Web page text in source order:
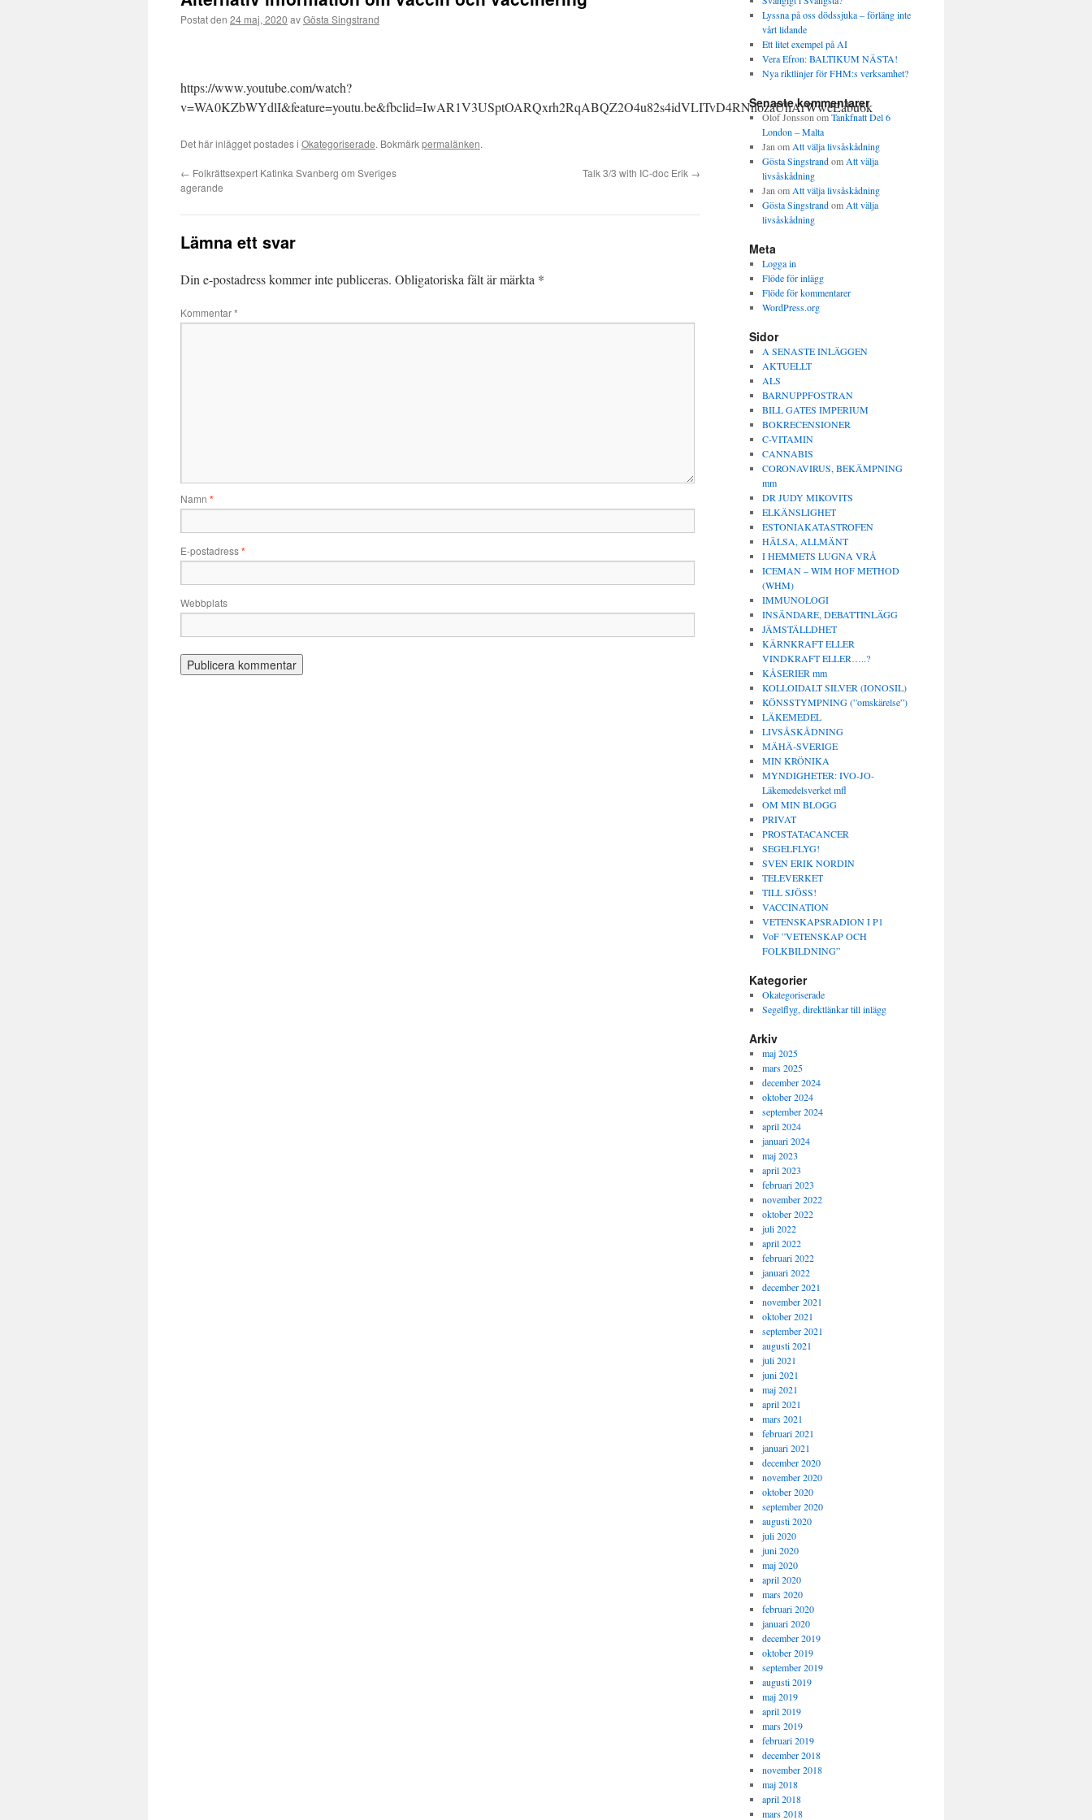
Postat den 24 maj, 2020 avGösta Singstrand
https://www.youtube.com/watch?
v=WA0KZbWYdlI&feature=youtu.be&fbclid=IwAR1V3USptOARQxrh2RqABQZ2O4u82s4idVLITvD4RNnozaUhArWweEabu6k
Det här inlägget postades i Okategoriserade. Bokmärkpermalänken.
← Folkrättsexpert Katinka Svanberg om Sveriges
agerande
Talk 3/3 with IC-doc Erik →
Lämna ett svar
Din e-postadress kommer inte publiceras. Obligatoriska fält är märkta *
Kommentar*
Namn *
E-postadress*
Webbplats
Lyssna på oss dödssjuka – förläng inte
vårt lidande
Ett litet exempel på AI
Vera Efron: BALTIKUM NÄSTA!
Nya riktlinjer för FHM:s verksamhet?
Senaste kommentarer
Olof Jonsson omTankfnatt Del 6
London – Malta
Jan om Att välja livsåskådning
Gösta Singstrandom Att välja
livsåskådning
Jan om Att välja livsåskådning
Gösta Singstrandom Att välja
livsåskådning
Meta
Logga in
Flöde för inlägg
Flöde för kommentarer
WordPress.org
Sidor
A SENASTE INLÄGGEN
AKTUELLT
ALS
BARNUPPFOSTRAN
BILL GATES IMPERIUM
BOKRECENSIONER
C-VITAMIN
CANNABIS
CORONAVIRUS, BEKÄMPNING
mm
DR JUDY MIKOVITS
ELKÄNSLIGHET
ESTONIAKATASTROFEN
HÄLSA, ALLMÄNT
I HEMMETS LUGNA VRÅ
ICEMAN – WIM HOF METHOD
(WHM)
IMMUNOLOGI
INSÄNDARE, DEBATTINLÄGG
JÄMSTÄLLDHET
KÄRNKRAFT ELLER
VINDKRAFT ELLER…..?
KÅSERIER mm
KOLLOIDALT SILVER (IONOSIL)
KÖNSSTYMPNING (”omskärelse”)
LÄKEMEDEL
LIVSÅSKÅDNING
MÄHÄ-SVERIGE
MIN KRÖNIKA
MYNDIGHETER: IVO-JO-
Läkemedelsverket mfl
OM MIN BLOGG
PRIVAT
PROSTATACANCER
SEGELFLYG!
SVEN ERIK NORDIN
TELEVERKET
TILL SJÖSS!
VACCINATION
VETENSKAPSRADION I P1
VoF ”VETENSKAP OCH
FOLKBILDNING”
Kategorier
Okategoriserade
Segelflyg, direktlänkar till inlägg
Arkiv
maj 2025
mars 2025
december 2024
oktober 2024
september 2024
april 2024
januari 2024
maj 2023
april 2023
februari 2023
november 2022
oktober 2022
juli 2022
april 2022
februari 2022
januari 2022
december 2021
november 2021
oktober 2021
september 2021
augusti 2021
juli 2021
juni 2021
maj 2021
april 2021
mars 2021
februari 2021
januari 2021
december 2020
november 2020
oktober 2020
september 2020
augusti 2020
juli 2020
juni 2020
maj 2020
april 2020
mars 2020
februari 2020
januari 2020
december 2019
oktober 2019
september 2019
augusti 2019
maj 2019
april 2019
mars 2019
februari 2019
december 2018
november 2018
maj 2018
april 2018
mars 2018